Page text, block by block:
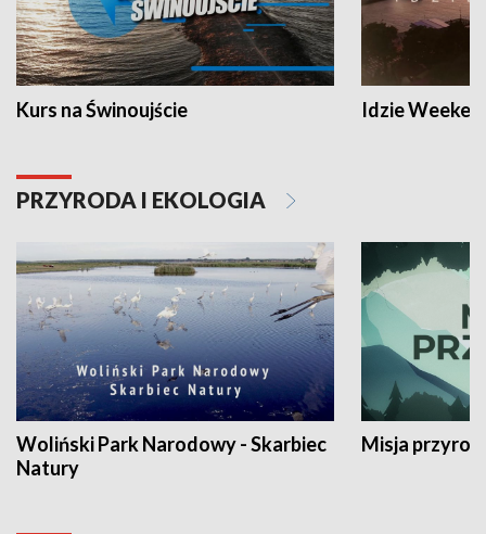
Kurs na Świnoujście Idzie
PRZYRODA I EKOLOGIA
Woliński Park Narodowy - Skarbiec
Natury
Misja